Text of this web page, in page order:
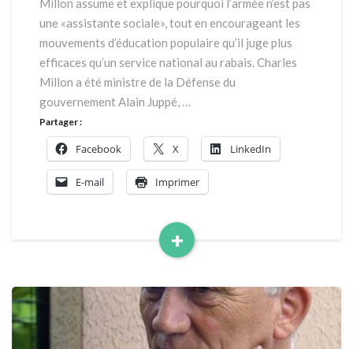
serait
une
mesure
purement
symbolique
!»
Millon assume et explique pourquoi l’armée n’est pas
une «assistante sociale», tout en encourageant les
mouvements d’éducation populaire qu’il juge plus
efficaces qu’un service national au rabais. Charles
Millon a été ministre de la Défense du
gouvernement Alain Juppé, …
+
Read
Partager :
Facebook X LinkedIn
E-mail Imprimer